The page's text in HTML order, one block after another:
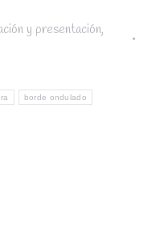
y presentación,
borde ondulado